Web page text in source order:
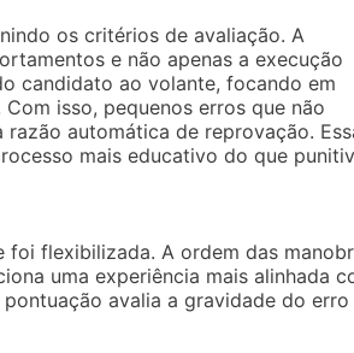
os critérios de avaliação. A
e não apenas a execução
candidato ao volante, focando em
isso, pequenos erros que não
automática de reprovação.
mais educativo do que
flexibilizada. A ordem das
uma experiência mais alinhada
avalia a gravidade do erro